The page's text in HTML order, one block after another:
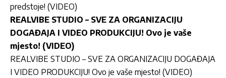
predstoje! (VIDEO)
REALVIBE STUDIO – SVE ZA ORGANIZACIJU
DOGAĐAJA I VIDEO PRODUKCIJU! Ovo je vaše
mjesto! (VIDEO)
REALVIBE STUDIO – SVE ZA ORGANIZACIJU DOGAĐAJA
I VIDEO PRODUKCIJU! Ovo je vaše mjesto! (VIDEO)